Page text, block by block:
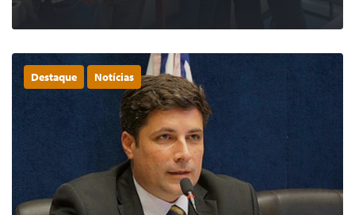
Destaque Notícias